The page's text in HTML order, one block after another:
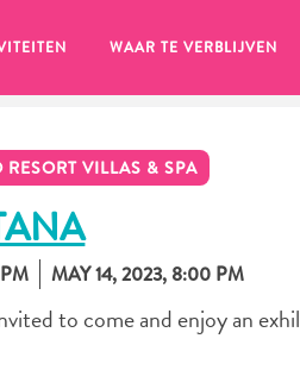
WAAR TE VERBLIJVEN
VILLAS & SPA
MAY 14, 2023, 8:00 PM
to come and enjoy an